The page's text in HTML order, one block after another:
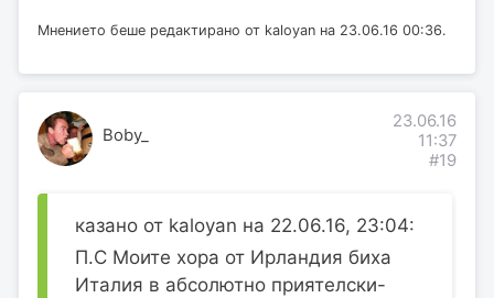
Мнението беше редактирано от kaloyan на 23.06.16 00:36.
Boby_
23.06.16
11:37
#19
казано от kaloyan на 22.06.16, 23:04:
П.С Моите хора от Ирландия биха
Италия в абсолютно приятелски-